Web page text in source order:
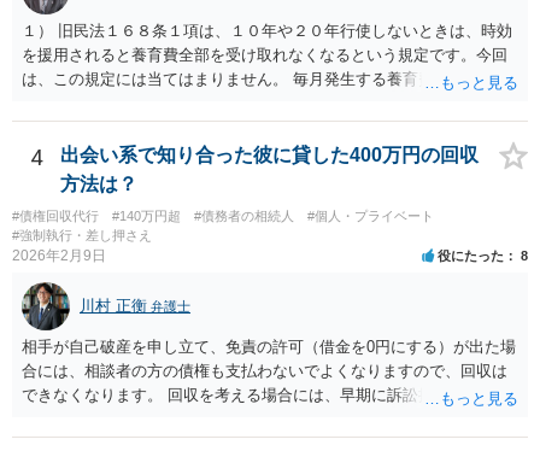
１） 旧民法１６８条１項は、１０年や２０年行使しないときは、時効
を援用されると養育費全部を受け取れなくなるという規定です。今回
は、この規定には当てはまりません。 毎月発生する養育費債権の方は
により、５年で時効にかかります。 ２） 強制執行により時効は中断
（更新）されるので、その時点で時効未完成のもののみ受け取れま
す。 ３） 請求できなくなる理由はないと思います。ただ、額としては
大きくならないとは思います。 ４） 援用が認められれば、時効が完成
していた債権は、起算日にさかのぼって消滅します（民法１４４
条）。（「強制執行債権」が何を指すかが分かりません。時効にかか
（月ごと）が、強制執行の５年以上前の分は、時効の援用により消滅
します。請求できるのは、それ以降の分となります。未払の発生よ
り、強制執行を基準に考えた方が分かりやすいでしょう。 > また、こ
の様な案件を請け負って頂けるものなのでしょうか？ こちらの立場を
主張する余地があれば、依頼する価値はあると思います。「支払い意
りそうです。
4
出会い系で知り合った彼に貸した400万円の回収
方法は？
#債権回収代行 #140万円超 #債務者の相続人
#個人・プライベート
#強制執行・差し押さえ
2026年2月9日 役にたった 8
川村 正衡 弁護士
相手が自己破産を申し立て、免責の許可（借金を0円にする）が出た場
合には、相談者の方の債権も支払わないでよくなりますので、回収は
できなくなります。 回収を考える場合には、早期に訴訟提起などを進